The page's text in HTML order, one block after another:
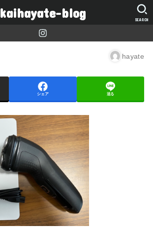
kaihayate-blog SEARCH
hayate
シェア 送る